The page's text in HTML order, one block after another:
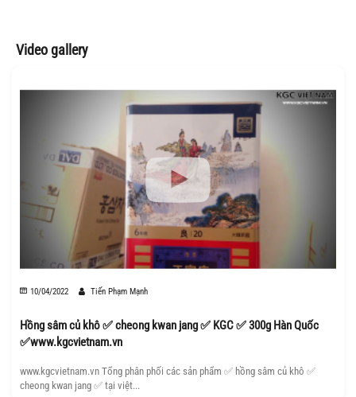
Video gallery
10/04/2022 Tiến Phạm Mạnh
Hồng sâm củ khô ✅ cheong kwan jang ✅ KGC ✅ 300g Hàn Quốc
✅www.kgcvietnam.vn
www.kgcvietnam.vn Tổng phân phối các sản phẩm ✅ hồng sâm củ khô ✅
cheong kwan jang ✅ tại việt...